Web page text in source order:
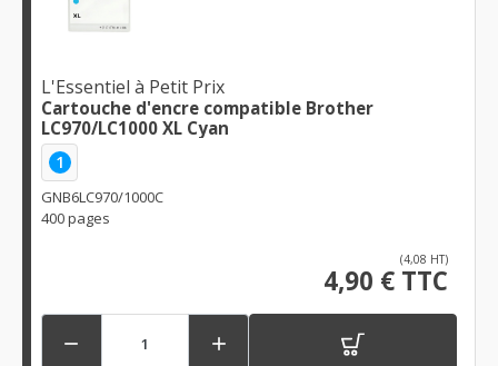
L'Essentiel à Petit Prix
Cartouche d'encre compatible Brother
LC970/LC1000 XL Cyan
1
GNB6LC970/1000C
400 pages
(4,08 HT)
4,90 € TTC
 